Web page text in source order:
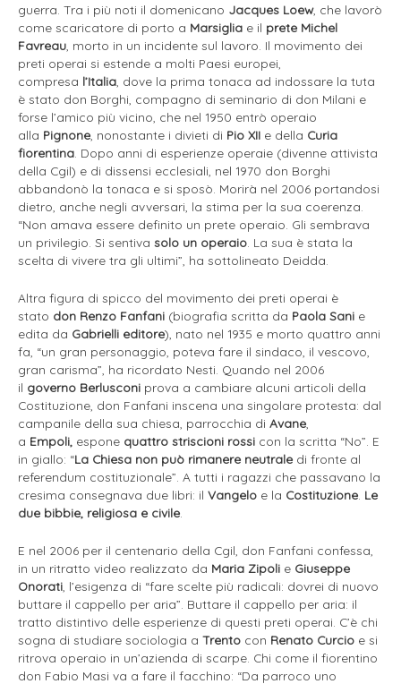
guerra. Tra i più noti il domenicano Jacques Loew, che lavorò
come scaricatore di porto a Marsiglia e il prete Michel
Favreau , morto in un incidente sul lavoro. Il movimento dei
preti operai si estende a molti Paesi europei,
compresa l’Italia , dove la prima tonaca ad indossare la tuta
è stato don Borghi, compagno di seminario di don Milani e
forse l’amico più vicino, che nel 1950 entrò operaio
alla Pignone , nonostante i divieti di Pio XII e della Curia
fiorentina . Dopo anni di esperienze operaie (divenne attivista
della Cgil) e di dissensi ecclesiali, nel 1970 don Borghi
abbandonò la tonaca e si sposò. Morirà nel 2006 portandosi
dietro, anche negli avversari, la stima per la sua coerenza.
“Non amava essere definito un prete operaio. Gli sembrava
un privilegio. Si sentiva solo un operaio . La sua è stata la
scelta di vivere tra gli ultimi”, ha sottolineato Deidda.
Altra figura di spicco del movimento dei preti operai è
stato don Renzo Fanfani (biografia scritta da Paola Sani e
edita da Gabrielli editore), nato nel 1935 e morto quattro anni
fa, “un gran personaggio, poteva fare il sindaco, il vescovo,
gran carisma”, ha ricordato Nesti. Quando nel 2006
il governo Berlusconi prova a cambiare alcuni articoli della
Costituzione, don Fanfani inscena una singolare protesta: dal
campanile della sua chiesa, parrocchia di Avane
a Empoli, espone quattro striscioni rossi con la scritta “No”. E
in giallo: “La Chiesa non può rimanere neutrale di fronte al
referendum costituzionale”. A tutti i ragazzi che passavano la
cresima consegnava due libri: il Vangelo e la Costituzione Le
due bibbie, religiosa e civile
E nel 2006 per il centenario della Cgil, don Fanfani confessa,
in un ritratto video realizzato da Maria Zipoli e Giuseppe
Onorati , l’esigenza di “fare scelte più radicali: dovrei di nuovo
buttare il cappello per aria”. Buttare il cappello per aria: il
tratto distintivo delle esperienze di questi preti operai. C’è chi
sogna di studiare sociologia a Trento con Renato Curcio e si
ritrova operaio in un’azienda di scarpe. Chi come il fiorentino
don Fabio Masi va a fare il facchino: “Da parroco uno